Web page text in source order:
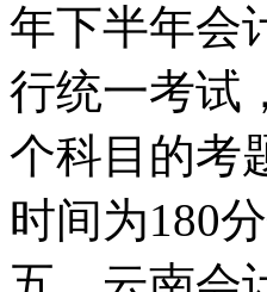
年下半年会
行统一考试
个科目的考
时间为180分